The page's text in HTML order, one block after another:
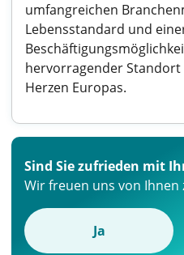
umfangreichen
Lebensstandard und
hervorragender
Herzen Europas.
Sind Sie zufrieden mit
Wir freuen uns von Ihnen
Ja